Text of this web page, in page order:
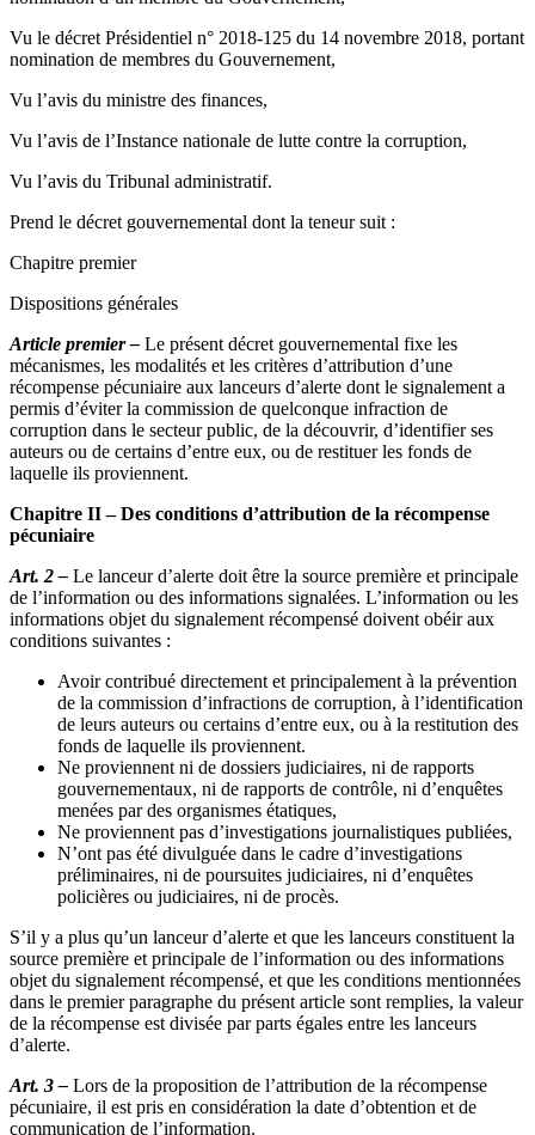
Vu le décret Présidentiel n° 2018-125 du 14 novembre 2018, portant
nomination de membres du Gouvernement,
Vu l’avis du ministre des finances,
Vu l’avis de l’Instance nationale de lutte contre la corruption,
Vu l’avis du Tribunal administratif.
Prend le décret gouvernemental dont la teneur suit :
Chapitre premier
Dispositions générales
Article premier – Le présent décret gouvernemental fixe les
mécanismes, les modalités et les critères d’attribution d’une
récompense pécuniaire aux lanceurs d’alerte dont le signalement a
permis d’éviter la commission de quelconque infraction de
corruption dans le secteur public, de la découvrir, d’identifier ses
auteurs ou de certains d’entre eux, ou de restituer les fonds de
laquelle ils proviennent.
Chapitre II – Des conditions d’attribution de la récompense
pécuniaire
Art. 2 – Le lanceur d’alerte doit être la source première et principale
de l’information ou des informations signalées. L’information ou les
informations objet du signalement récompensé doivent obéir aux
conditions suivantes :
Avoir contribué directement et principalement à la prévention
de la commission d’infractions de corruption, à l’identification
de leurs auteurs ou certains d’entre eux, ou à la restitution des
fonds de laquelle ils proviennent.
Ne proviennent ni de dossiers judiciaires, ni de rapports
gouvernementaux, ni de rapports de contrôle, ni d’enquêtes
menées par des organismes étatiques,
Ne proviennent pas d’investigations journalistiques publiées,
N’ont pas été divulguée dans le cadre d’investigations
préliminaires, ni de poursuites judiciaires, ni d’enquêtes
policières ou judiciaires, ni de procès.
S’il y a plus qu’un lanceur d’alerte et que les lanceurs constituent la
source première et principale de l’information ou des informations
objet du signalement récompensé, et que les conditions mentionnées
dans le premier paragraphe du présent article sont remplies, la valeur
de la récompense est divisée par parts égales entre les lanceurs
d’alerte.
Art. 3 – Lors de la proposition de l’attribution de la récompense
pécuniaire, il est pris en considération la date d’obtention et de
communication de l’information.